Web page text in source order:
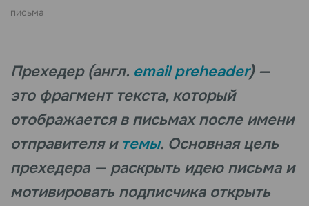
письма
Прехедер (англ. email preheader) —
это фрагмент текста, который
отображается в письмах после имени
отправителя и темы. Основная цель
прехедера — раскрыть идею письма и
мотивировать подписчика открыть